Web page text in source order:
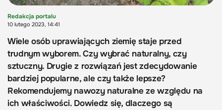
Redakcja portalu
10 lutego 2023, 14:41
Wiele osób uprawiających ziemię staje przed
trudnym wyborem. Czy wybrać naturalny, czy
sztuczny. Drugie z rozwiązań jest zdecydowanie
bardziej popularne, ale czy także lepsze?
Rekomendujemy nawozy naturalne ze względu na
ich właściwości. Dowiedz się, dlaczego są